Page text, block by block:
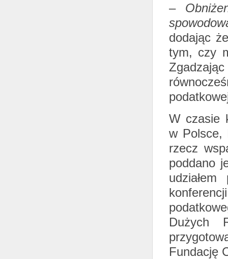
–
dodając
tym, czy
W czasie
w Polsce,
rzecz
poddano
Dużych
Fundację